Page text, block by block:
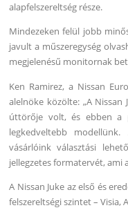
alapfelszereltség része.
Mindezeken felül jobb
javult a műszeregység
megjelenésű monitornak
Ken Ramirez, a Nissan
alelnöke közölte: „A Nissan
úttörője volt, és ebben a
legkedveltebb
vásárlóink választási
jellegzetes formatervét, ami
A Nissan Juke az első és
felszereltségi szintet – Visia,